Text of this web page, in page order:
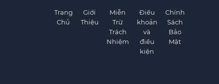
Trang
Chủ
Giới
Thiệu
Miễn
Trừ
Trách
Nhiệm
Điều
khoản
và
điều
kiện
Chính
Sách
Bảo
Mật